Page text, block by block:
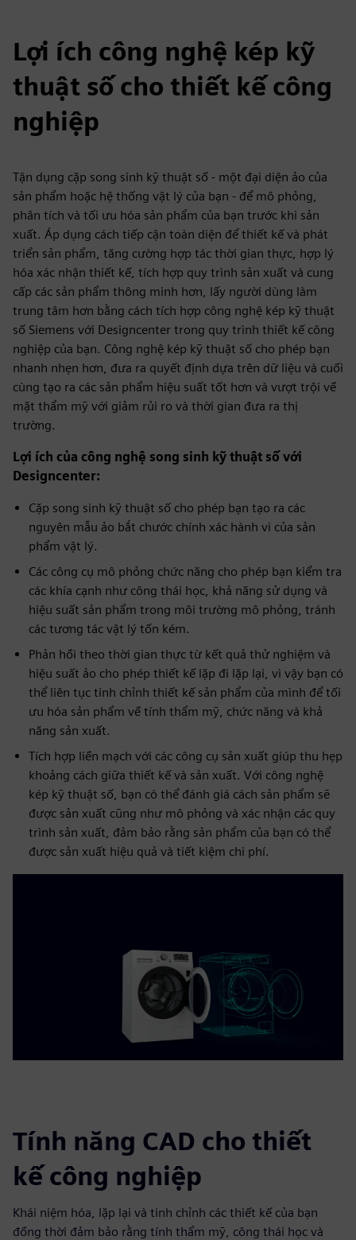
Lợi ích công nghệ kép kỹ
thuật số cho thiết kế công
nghiệp
Tận dụng cặp song sinh kỹ thuật số - một đại diện ảo của
sản phẩm hoặc hệ thống vật lý của bạn - để mô phỏng,
phân tích và tối ưu hóa sản phẩm của bạn trước khi sản
xuất. Áp dụng cách tiếp cận toàn diện để thiết kế và phát
triển sản phẩm, tăng cường hợp tác thời gian thực, hợp lý
hóa xác nhận thiết kế, tích hợp quy trình sản xuất và cung
cấp các sản phẩm thông minh hơn, lấy người dùng làm
trung tâm hơn bằng cách tích hợp công nghệ kép kỹ thuật
số Siemens với Designcenter trong quy trình thiết kế công
nghiệp của bạn. Công nghệ kép kỹ thuật số cho phép bạn
nhanh nhẹn hơn, đưa ra quyết định dựa trên dữ liệu và cuối
cùng tạo ra các sản phẩm hiệu suất tốt hơn và vượt trội về
mặt thẩm mỹ với giảm rủi ro và thời gian đưa ra thị
trường.
Lợi ích của công nghệ song sinh kỹ thuật số với
Designcenter:
Cặp song sinh kỹ thuật số cho phép bạn tạo ra các
nguyên mẫu ảo bắt chước chính xác hành vi của sản
phẩm vật lý.
Các công cụ mô phỏng chức năng cho phép bạn kiểm tra
các khía cạnh như công thái học, khả năng sử dụng và
hiệu suất sản phẩm trong môi trường mô phỏng, tránh
các tương tác vật lý tốn kém.
Phản hồi theo thời gian thực từ kết quả thử nghiệm và
hiệu suất ảo cho phép thiết kế lặp đi lặp lại, vì vậy bạn có
thể liên tục tinh chỉnh thiết kế sản phẩm của mình để tối
ưu hóa sản phẩm về tính thẩm mỹ, chức năng và khả
năng sản xuất.
Tích hợp liền mạch với các công cụ sản xuất giúp thu hẹp
khoảng cách giữa thiết kế và sản xuất. Với công nghệ
kép kỹ thuật số, bạn có thể đánh giá cách sản phẩm sẽ
được sản xuất cũng như mô phỏng và xác nhận các quy
trình sản xuất, đảm bảo rằng sản phẩm của bạn có thể
được sản xuất hiệu quả và tiết kiệm chi phí.
Tính năng CAD cho thiết
kế công nghiệp
Khái niệm hóa, lặp lại và tinh chỉnh các thiết kế của bạn
đồng thời đảm bảo rằng tính thẩm mỹ, công thái học và